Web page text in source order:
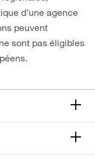
d’une agence
peuvent
sont pas éligibles